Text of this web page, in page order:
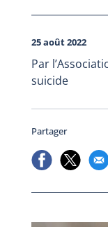
25 août 2022
Par
suicide
Partager